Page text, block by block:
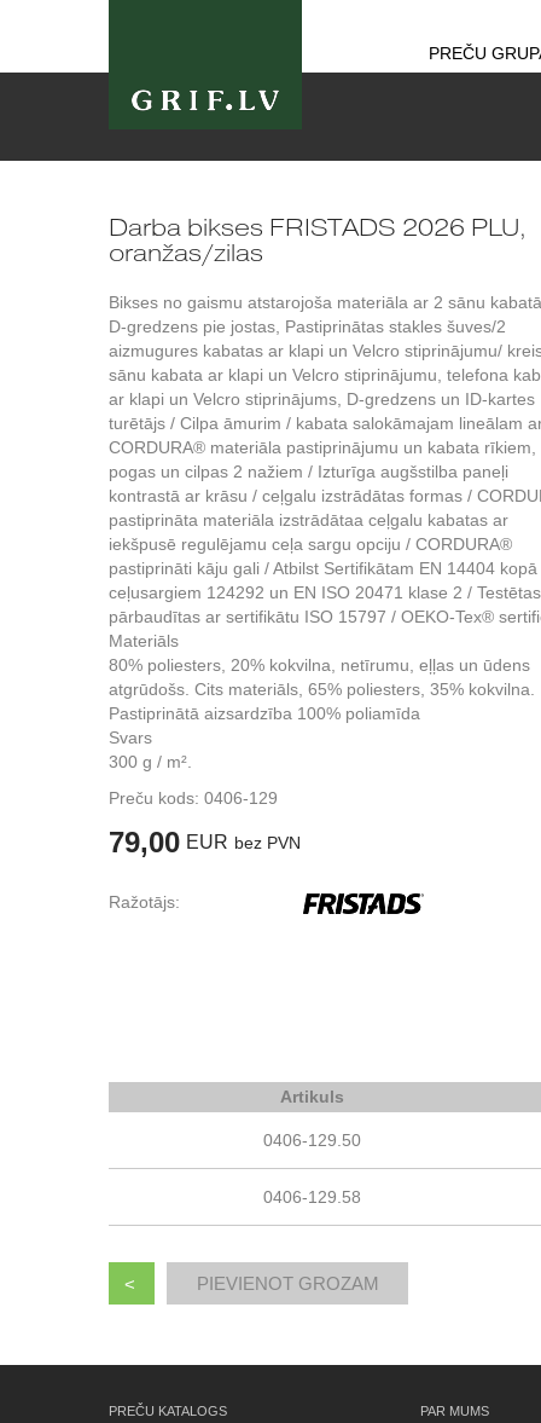
PREČU
Darba bikses FRISTADS 2026 PLU,
oranžas/zilas
Bikses no gaismu atstarojoša materiāla ar 2 sānu
D-gredzens pie jostas, Pastiprinātas stakles šuves/2
aizmugures kabatas ar klapi un Velcro stiprinājumu/
sānu kabata ar klapi un Velcro stiprinājumu, telefona
ar klapi un Velcro stiprinājums, D-gredzens un ID-kartes
turētājs / Cilpa āmurim / kabata salokāmajam lineālam
CORDURA® materiāla pastiprinājumu un kabata rīkiem,
pogas un cilpas 2 nažiem / Izturīga augšstilba paneļi
kontrastā ar krāsu / ceļgalu izstrādātas formas /
pastiprināta materiāla izstrādātaa ceļgalu kabatas ar
iekšpusē regulējamu ceļa sargu opciju / CORDURA®
pastiprināti kāju gali / Atbilst Sertifikātam EN 14404
ceļusargiem 124292 un EN ISO 20471 klase 2 /
pārbaudītas ar sertifikātu ISO 15797 / OEKO-Tex®
Materiāls
80% poliesters, 20% kokvilna, netīrumu, eļļas un ūdens
atgrūdošs. Cits materiāls, 65% poliesters, 35% kokvilna.
Pastiprinātā aizsardzība 100% poliamīda
Svars
300 g / m².
Preču kods: 0406-129
79,00 EUR bez PVN
Ražotājs:
Artikuls
0406-129.50
0406-129.58
<
PREČU KATALOGS
PAR MUMS